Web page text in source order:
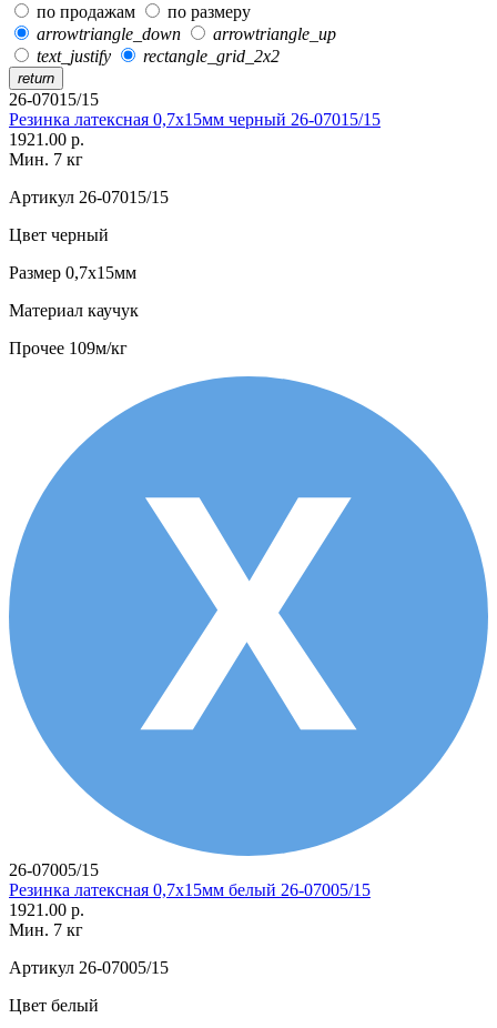
по продажам
по размеру
arrowtriangle_down
arrowtriangle_up
text_justify
rectangle_grid_2x2
return
26-07015/15
Резинка латексная 0,7х15мм черный 26-07015/15
1921.00 р.
Мин. 7 кг
Артикул 26-07015/15
Цвет черный
Размер 0,7х15мм
Материал каучук
Прочее 109м/кг
26-07005/15
Резинка латексная 0,7х15мм белый 26-07005/15
1921.00 р.
Мин. 7 кг
Артикул 26-07005/15
Цвет белый